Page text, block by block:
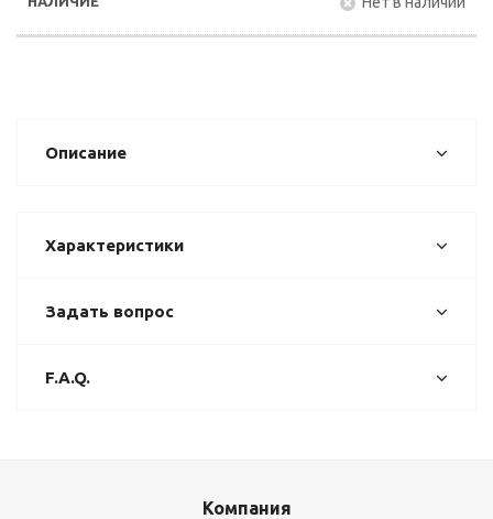
Описание
Характеристики
Задать вопрос
F.A.Q.
Компания